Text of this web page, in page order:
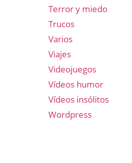
Terror y miedo
Trucos
Varios
Viajes
Videojuegos
Vídeos humor
Vídeos insólitos
Wordpress